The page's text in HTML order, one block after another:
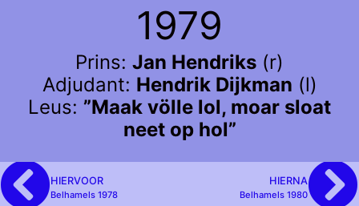
1979
Prins: Jan Hendriks (r)
Adjudant: Hendrik Dijkman (l)
Leus: ”Maak völle lol, moar sloat
neet op hol”
HIERVOOR
Belhamels 1978
HIERNA
Belhamels 1980